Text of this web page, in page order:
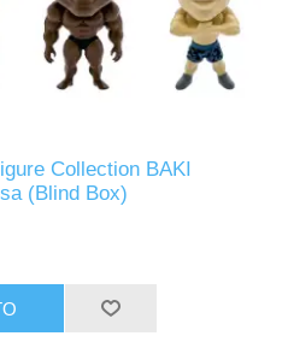
Collection BAKI
(Blind Box)